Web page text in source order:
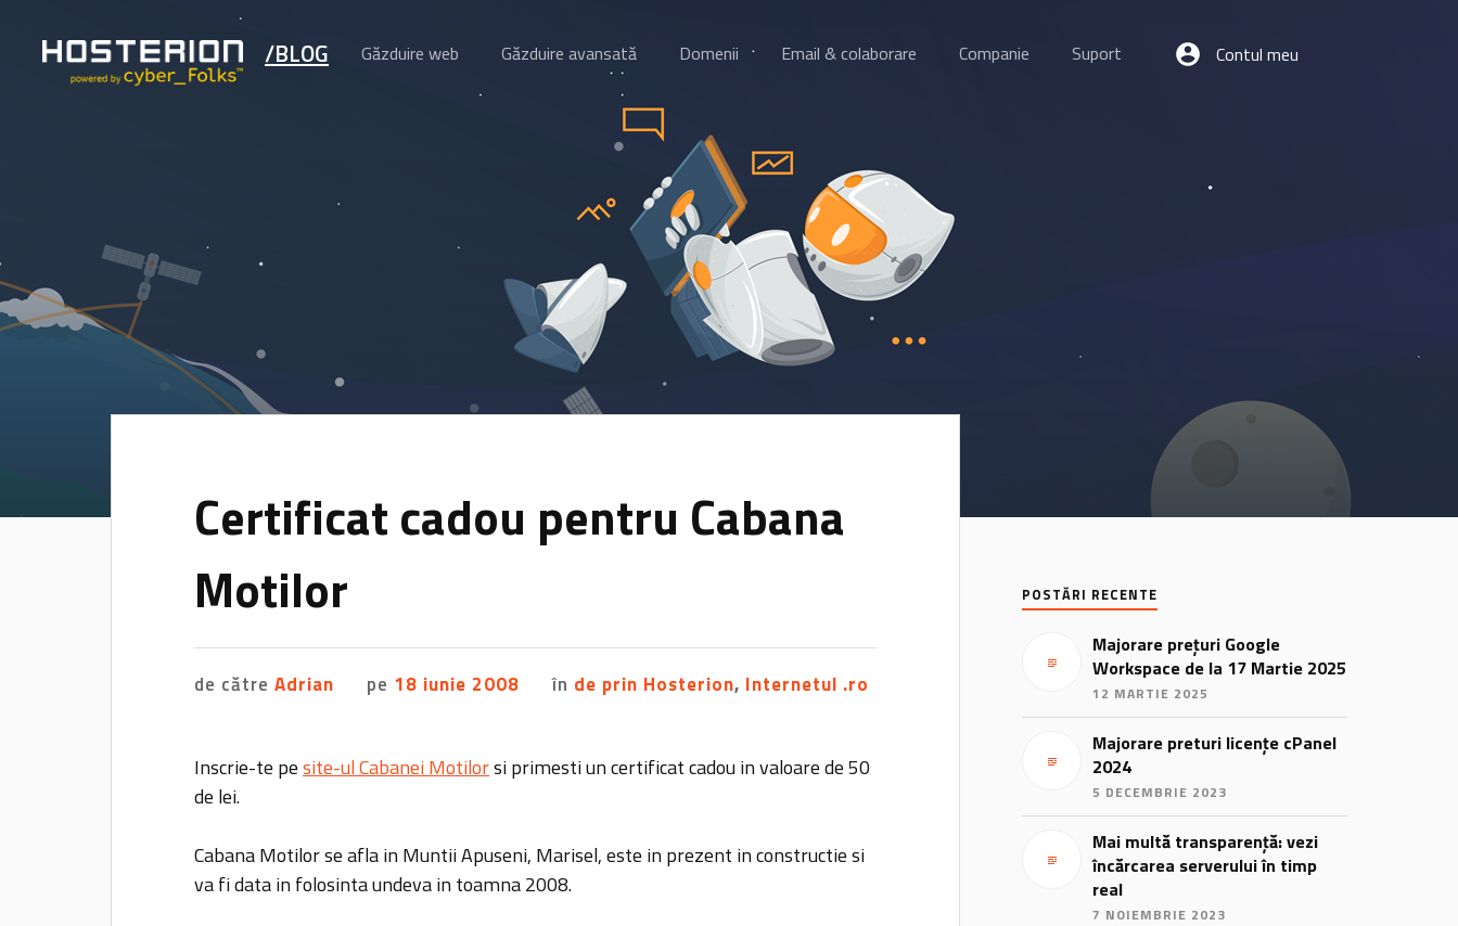
/BLOG Găzduire web Găzduire avansată Domenii Email & colaborare Companie Suport Contul meu
Certificat cadou pentru Cabana
Motilor
de cătreAdrian pe 18 iunie 2008 în de prin Hosterion, Internetul .ro
Inscrie-te pesite-ul Cabanei Motilorsi primesti un certificat cadou in valoare de 50
de lei.
Cabana Motilor se afla in Muntii Apuseni, Marisel, este in prezent in constructie si
va fi data in folosinta undeva in toamna 2008.
POSTĂRI RECENTE
Majorare prețuri Google
Workspace de la 17 Martie 2025
12 MARTIE 2025
Majorare preturi licențe cPanel
2024
5 DECEMBRIE 2023
Mai multă transparență: vezi
încărcarea serverului în timp
real
7 NOIEMBRIE 2023